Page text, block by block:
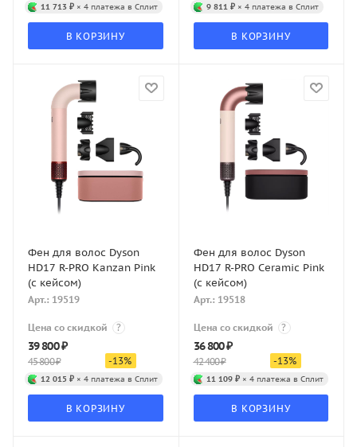
11 713 ₽ × 4 платежа в Сплит
В КОРЗИНУ
9 811 ₽× 4 платежа в Сплит
В КОРЗИНУ
Фен для волос Dyson
HD17 R-PRO Kanzan Pink
(с кейсом)
Арт.: 19519
Цена со скидкой ?
39 800₽
45 800₽ -13%
12 015 ₽ × 4 платежа в Сплит
В КОРЗИНУ
Фен для волос Dyson
HD17 R-PRO Ceramic Pink
(с кейсом)
Арт.: 19518
Цена со скидкой ?
36 800₽
42 400₽ -13%
11 109 ₽× 4 платежа в Сплит
В КОРЗИНУ